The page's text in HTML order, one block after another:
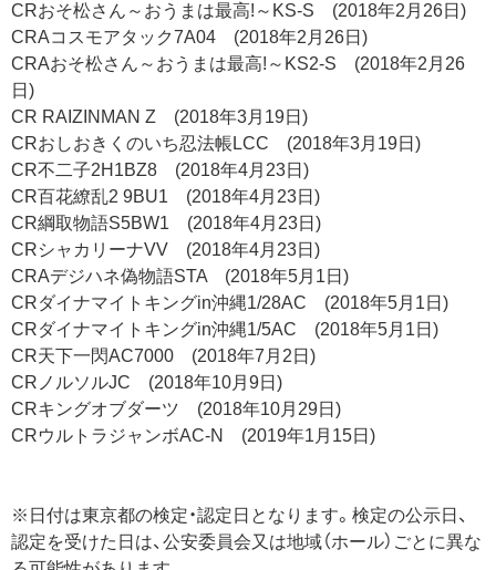
CRおそ松さん～おうまは最高!～KS-S (2018年2月26日)
CRAコスモアタック7A04 (2018年2月26日)
CRAおそ松さん～おうまは最高!～KS2-S (2018年2月26
日)
CR RAIZINMAN Z (2018年3月19日)
CRおしおきくのいち忍法帳LCC (2018年3月19日)
CR不二子2H1BZ8 (2018年4月23日)
CR百花繚乱2 9BU1 (2018年4月23日)
CR綱取物語S5BW1 (2018年4月23日)
CRシャカリーナVV (2018年4月23日)
CRAデジハネ偽物語STA (2018年5月1日)
CRダイナマイトキングin沖縄1/28AC (2018年5月1日)
CRダイナマイトキングin沖縄1/5AC (2018年5月1日)
CR天下一閃AC7000 (2018年7月2日)
CRノルソルJC (2018年10月9日)
CRキングオブダーツ (2018年10月29日)
CRウルトラジャンボAC-N (2019年1月15日)
※日付は東京都の検定・認定日となります。検定の公示日、
認定を受けた日は、公安委員会又は地域（ホール）ごとに異な